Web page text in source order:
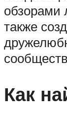
обзорами
также
Как